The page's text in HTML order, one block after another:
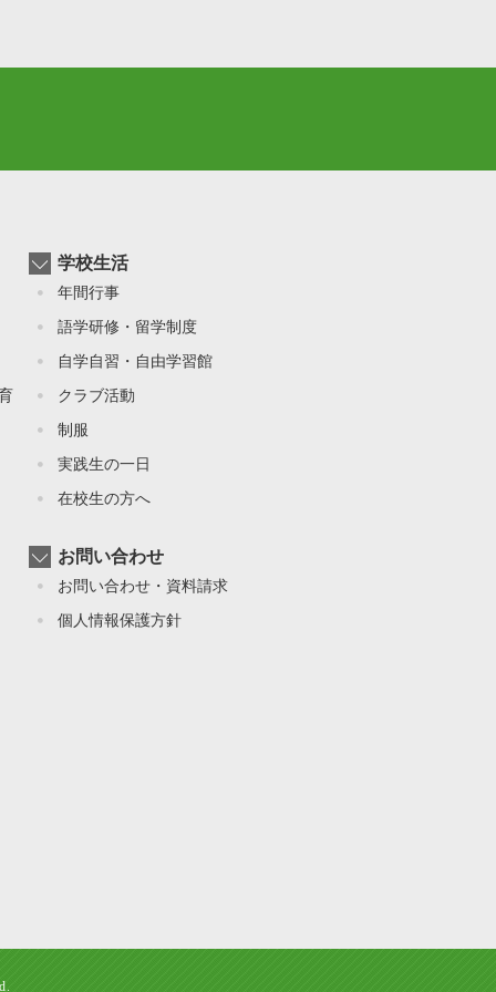
学校生活
年間行事
語学研修・留学制度
自学自習・自由学習館
クラブ活動
制服
実践生の一日
在校生の方へ
お問い合わせ
お問い合わせ・資料請求
個人情報保護方針